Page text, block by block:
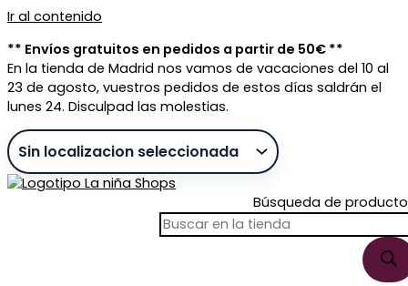
Ir al contenido
** Envíos gratuitos en pedidos a partir de 50€ **
En la tienda de Madrid nos vamos de vacaciones del 10 al
23 de agosto, vuestros pedidos de estos días saldrán el
lunes 24. Disculpad las molestias.
Búsqueda de